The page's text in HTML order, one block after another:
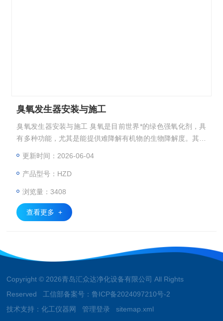
臭氧发生器安装与施工
臭氧发生器安装与施工 臭氧是目前世界*的绿色强氧化剂，具
有多种功能，尤其是能提供难降解有机物的生物降解度。其机
更新时间：2026-06-04
产品型号：HZD
浏览量：3408
查看更多 +
Copyright © 2026青岛汇众达净化设备有限公司 All Rights
Reserved 工信部备案号：鲁ICP备2024097210号-2
技术支持：化工仪器网 管理登录 sitemap.xml